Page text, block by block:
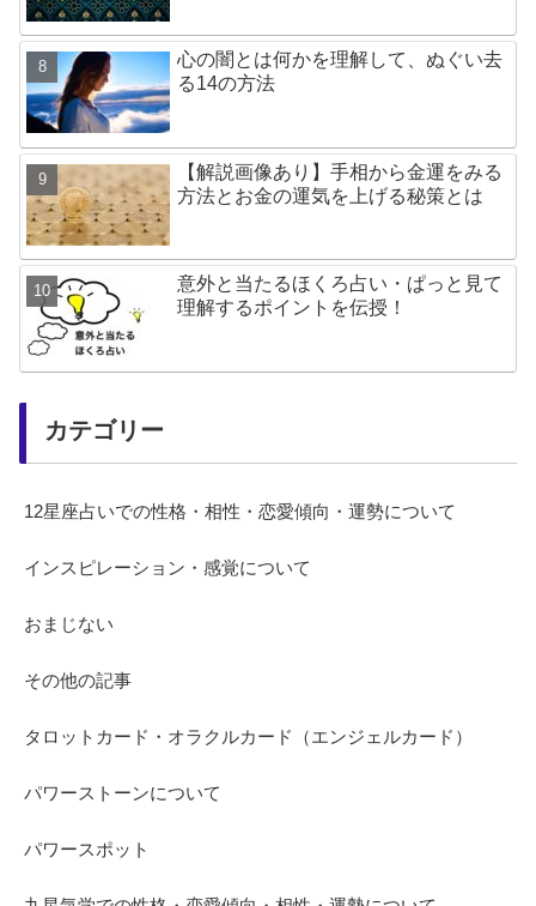
心の闇とは何かを理解して、ぬぐい去
る14の方法
【解説画像あり】手相から金運をみる
方法とお金の運気を上げる秘策とは
意外と当たるほくろ占い・ぱっと見て
理解するポイントを伝授！
カテゴリー
12星座占いでの性格・相性・恋愛傾向・運勢について
インスピレーション・感覚について
おまじない
その他の記事
タロットカード・オラクルカード（エンジェルカード）
パワーストーンについて
パワースポット